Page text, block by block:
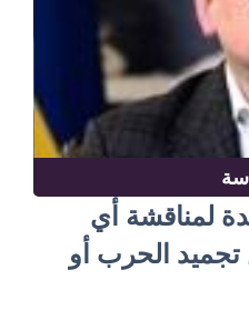
لمناقشة أي
الحرب أو